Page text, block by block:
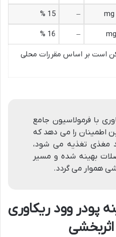
–
15 %
–
16 %
است بر اساس مقررات محلی
با فرمولاسیون جامع
اطمینان را می دهد که
مغذی تغذیه می شود،
بهینه شده و مسیر
هموار می گردد.
پودر وود ریکاوری